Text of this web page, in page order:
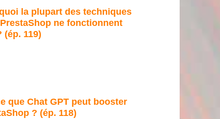
la plupart des techniques
ne fonctionnent
(ép. 119)
que Chat GPT peut booster
? (ép. 118)